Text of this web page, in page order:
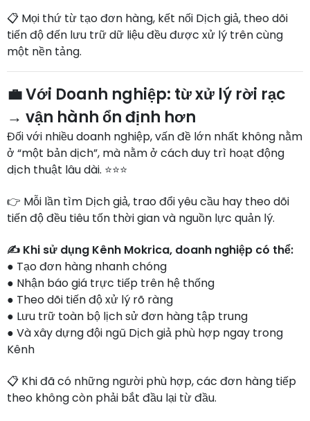
📋 Mọi thứ từ tạo đơn hàng, kết nối Dịch giả, theo dõi
tiến độ đến lưu trữ dữ liệu đều được xử lý trên cùng
một nền tảng.
💼 Với Doanh nghiệp: từ xử lý rời rạc
→ vận hành ổn định hơn
Đối với nhiều doanh nghiệp, vấn đề lớn nhất không nằm
ở “một bản dịch”, mà nằm ở cách duy trì hoạt động
dịch thuật lâu dài. ⭐⭐⭐
👉 Mỗi lần tìm Dịch giả, trao đổi yêu cầu hay theo dõi
tiến độ đều tiêu tốn thời gian và nguồn lực quản lý.
✍️ Khi sử dụng Kênh Mokrica, doanh nghiệp có thể:
● Tạo đơn hàng nhanh chóng
● Nhận báo giá trực tiếp trên hệ thống
● Theo dõi tiến độ xử lý rõ ràng
● Lưu trữ toàn bộ lịch sử đơn hàng tập trung
● Và xây dựng đội ngũ Dịch giả phù hợp ngay trong
Kênh
📋 Khi đã có những người phù hợp, các đơn hàng tiếp
theo không còn phải bắt đầu lại từ đầu.